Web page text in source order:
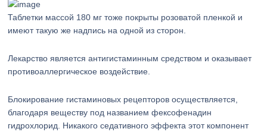
Таблетки массой 180 мг тоже покрыты розоватой пленкой и
имеют такую же надпись на одной из сторон.
Лекарство является антигистаминным средством и оказывает
противоаллергическое воздействие.
Блокирование гистаминовых рецепторов осуществляется,
благодаря веществу под названием фексофенадин
гидрохлорид. Никакого седативного эффекта этот компонент